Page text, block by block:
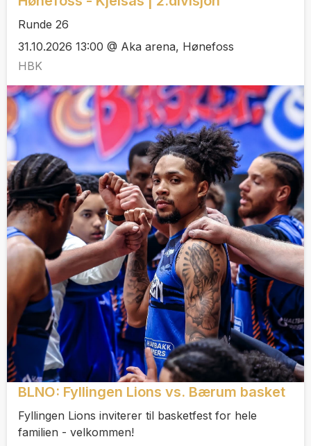
Runde 26
31.10.2026 13:00 @ Aka arena, Hønefoss
HBK
BLNO: Fyllingen Lions vs. Bærum basket
Fyllingen Lions inviterer til basketfest for hele
familien - velkommen!